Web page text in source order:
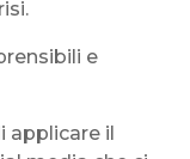
e
applicare il